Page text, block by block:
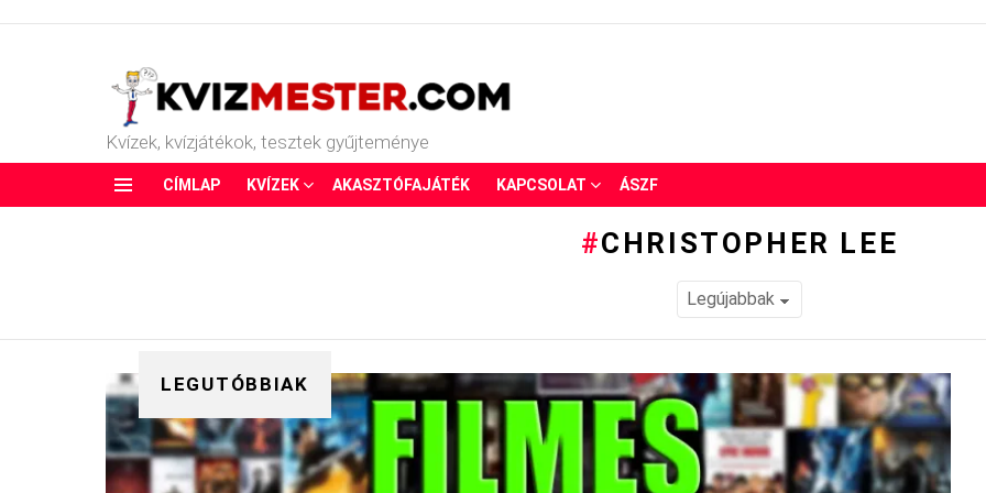
Kvízek, kvízjátékok, tesztek gyűjteménye
CÍMLAP KVÍZEK AKASZTÓFAJÁTÉK KAPCSOLAT ÁSZF
CHRISTOPHER LEE
LEGUTÓBBIAK